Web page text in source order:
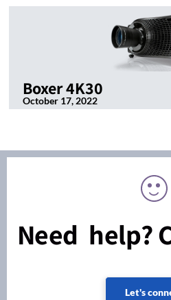
Boxer 4K30
October 17, 2022
Need help?
Let's